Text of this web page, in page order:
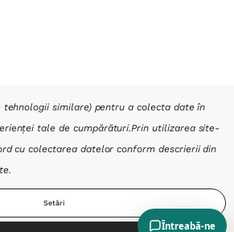
similare) pentru a colecta date în
tale de cumpărături.Prin utilizarea site-
cu colectarea datelor conform descrierii din
.
Setări